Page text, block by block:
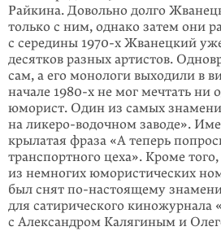
Райкина. Довольно долго
только с ним, однако затем они
с середины 1970-х Жванецкий
десятков разных артистов.
сам, а его монологи выходили в
начале 1980-х не мог мечтать ни
юморист. Один из самых
на ликеро-водочном заводе».
крылатая фраза «А теперь
транспортного цеха». Кроме
из немногих юмористических
был снят по-настоящему
для сатирического киножурнала
с Александром Калягиным и